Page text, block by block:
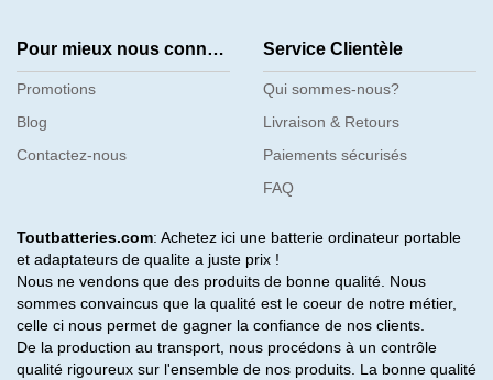
Pour mieux nous connaître
Promotions
Blog
Contactez-nous
Service Clientèle
Qui sommes-nous?
Livraison & Retours
Paiements sécurisés
FAQ
Toutbatteries.com: Achetez ici une batterie ordinateur portable
et adaptateurs de qualite a juste prix !
Nous ne vendons que des produits de bonne qualité. Nous
sommes convaincus que la qualité est le coeur de notre métier,
celle ci nous permet de gagner la confiance de nos clients.
De la production au transport, nous procédons à un contrôle
qualité rigoureux sur l'ensemble de nos produits. La bonne qualité